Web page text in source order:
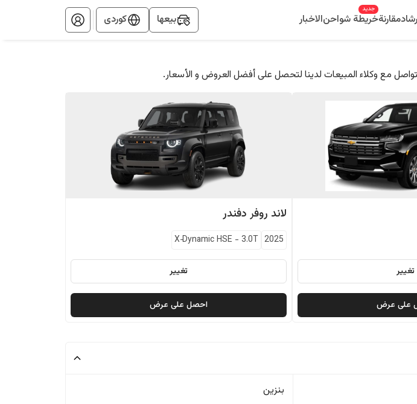
مقارنةخريطة شواحن
جديد
الاخبار بيعها کوردی
مع وكلاء المبيعات لدينا لتحصل على أفضل العروض و الأسعار.
تغيير
على عرض
لاند روفر دفندر
2025
X‑Dynamic HSE - 3.0T
تغيير
احصل على عرض
بنزين